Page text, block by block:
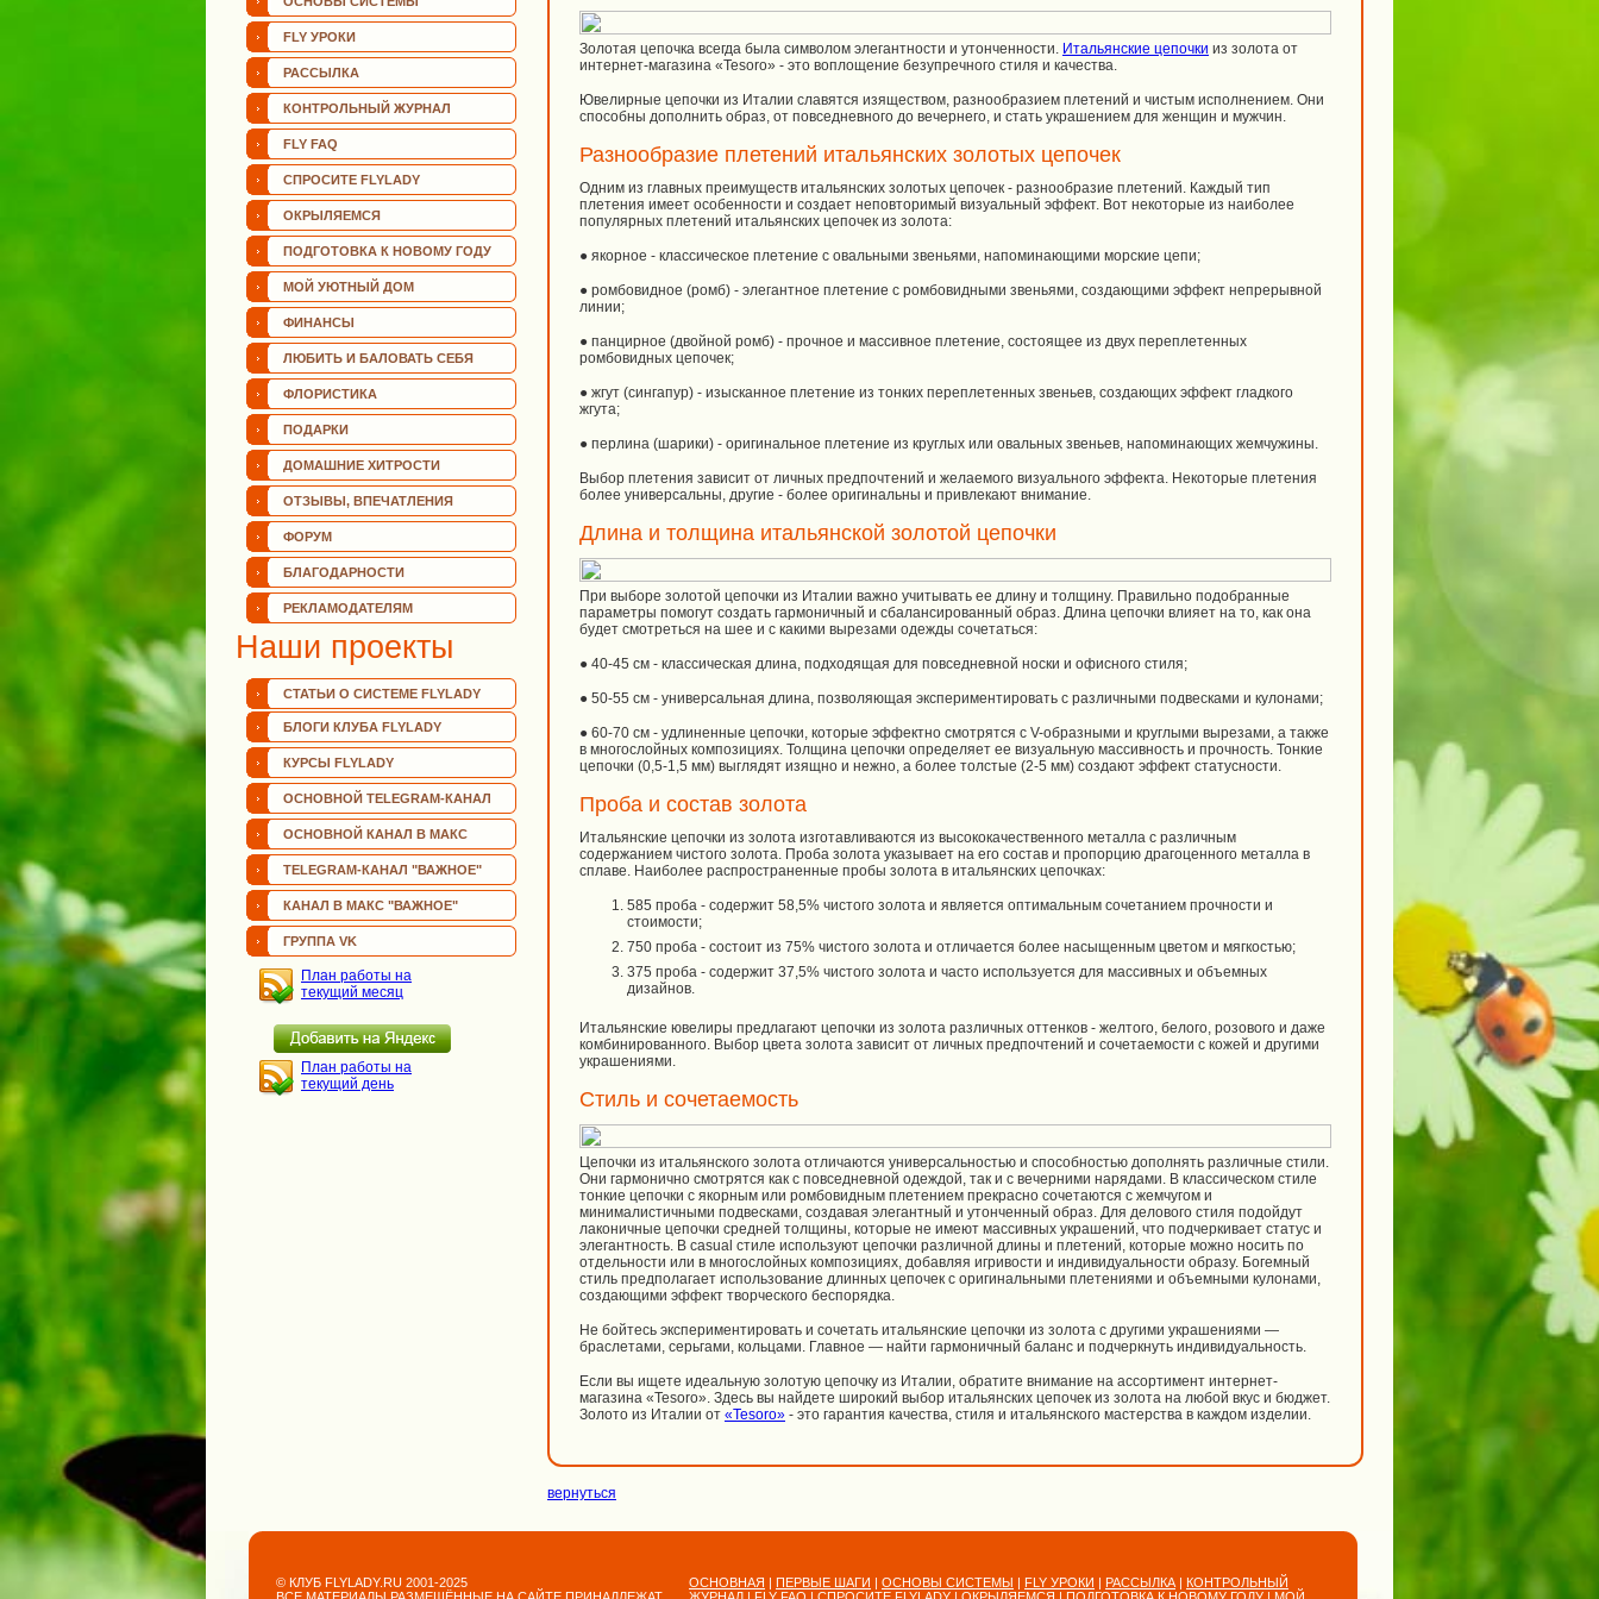
FLY УРОКИ
РАССЫЛКА
КОНТРОЛЬНЫЙ ЖУРНАЛ
FLY FAQ
СПРОСИТЕ FLYLADY
ОКРЫЛЯЕМСЯ
ПОДГОТОВКА К НОВОМУ ГОДУ
МОЙ УЮТНЫЙ ДОМ
ФИНАНСЫ
ЛЮБИТЬ И БАЛОВАТЬ СЕБЯ
ФЛОРИСТИКА
ПОДАРКИ
ДОМАШНИЕ ХИТРОСТИ
ОТЗЫВЫ, ВПЕЧАТЛЕНИЯ
ФОРУМ
БЛАГОДАРНОСТИ
РЕКЛАМОДАТЕЛЯМ
Наши проекты
СТАТЬИ О СИСТЕМЕ FLYLADY
БЛОГИ КЛУБА FLYLADY
КУРСЫ FLYLADY
ОСНОВНОЙ TELEGRAM-КАНАЛ
ОСНОВНОЙ КАНАЛ В МАКС
TELEGRAM-КАНАЛ "ВАЖНОЕ"
КАНАЛ В МАКС "ВАЖНОЕ"
ГРУППА VK
План работы на
текущий месяц
План работы на
текущий день
Золотая цепочка всегда была символом элегантности и утонченности. Итальянские цепочки из золота от
интернет-магазина «Tesoro» - это воплощение безупречного стиля и качества.
Ювелирные цепочки из Италии славятся изяществом, разнообразием плетений и чистым исполнением. Они
способны дополнить образ, от повседневного до вечернего, и стать украшением для женщин и мужчин.
Разнообразие плетений итальянских золотых цепочек
Одним из главных преимуществ итальянских золотых цепочек - разнообразие плетений. Каждый тип
плетения имеет особенности и создает неповторимый визуальный эффект. Вот некоторые из наиболее
популярных плетений итальянских цепочек из золота:
● якорное - классическое плетение с овальными звеньями, напоминающими морские цепи;
● ромбовидное (ромб) - элегантное плетение с ромбовидными звеньями, создающими эффект непрерывной
линии;
● панцирное (двойной ромб) - прочное и массивное плетение, состоящее из двух переплетенных
ромбовидных цепочек;
● жгут (сингапур) - изысканное плетение из тонких переплетенных звеньев, создающих эффект гладкого
жгута;
● перлина (шарики) - оригинальное плетение из круглых или овальных звеньев, напоминающих жемчужины.
Выбор плетения зависит от личных предпочтений и желаемого визуального эффекта. Некоторые плетения
более универсальны, другие - более оригинальны и привлекают внимание.
Длина и толщина итальянской золотой цепочки
При выборе золотой цепочки из Италии важно учитывать ее длину и толщину. Правильно подобранные
параметры помогут создать гармоничный и сбалансированный образ. Длина цепочки влияет на то, как она
будет смотреться на шее и с какими вырезами одежды сочетаться:
● 40-45 см - классическая длина, подходящая для повседневной носки и офисного стиля;
● 50-55 см - универсальная длина, позволяющая экспериментировать с различными подвесками и кулонами;
● 60-70 см - удлиненные цепочки, которые эффектно смотрятся с V-образными и круглыми вырезами, а также
в многослойных композициях. Толщина цепочки определяет ее визуальную массивность и прочность. Тонкие
цепочки (0,5-1,5 мм) выглядят изящно и нежно, а более толстые (2-5 мм) создают эффект статусности.
Проба и состав золота
Итальянские цепочки из золота изготавливаются из высококачественного металла с различным
содержанием чистого золота. Проба золота указывает на его состав и пропорцию драгоценного металла в
сплаве. Наиболее распространенные пробы золота в итальянских цепочках:
585 проба - содержит 58,5% чистого золота и является оптимальным сочетанием прочности и
стоимости;
750 проба - состоит из 75% чистого золота и отличается более насыщенным цветом и мягкостью;
375 проба - содержит 37,5% чистого золота и часто используется для массивных и объемных
дизайнов.
Итальянские ювелиры предлагают цепочки из золота различных оттенков - желтого, белого, розового и даже
комбинированного. Выбор цвета золота зависит от личных предпочтений и сочетаемости с кожей и другими
украшениями.
Стиль и сочетаемость
Цепочки из итальянского золота отличаются универсальностью и способностью дополнять различные стили.
Они гармонично смотрятся как с повседневной одеждой, так и с вечерними нарядами. В классическом стиле
тонкие цепочки с якорным или ромбовидным плетением прекрасно сочетаются с жемчугом и
минималистичными подвесками, создавая элегантный и утонченный образ. Для делового стиля подойдут
лаконичные цепочки средней толщины, которые не имеют массивных украшений, что подчеркивает статус и
элегантность. В casual стиле используют цепочки различной длины и плетений, которые можно носить по
отдельности или в многослойных композициях, добавляя игривости и индивидуальности образу. Богемный
стиль предполагает использование длинных цепочек с оригинальными плетениями и объемными кулонами,
создающими эффект творческого беспорядка.
Не бойтесь экспериментировать и сочетать итальянские цепочки из золота с другими украшениями —
браслетами, серьгами, кольцами. Главное — найти гармоничный баланс и подчеркнуть индивидуальность.
Если вы ищете идеальную золотую цепочку из Италии, обратите внимание на ассортимент интернет-
магазина «Tesoro». Здесь вы найдете широкий выбор итальянских цепочек из золота на любой вкус и бюджет.
Золото из Италии от «Tesoro» - это гарантия качества, стиля и итальянского мастерства в каждом изделии.
вернуться
© КЛУБ FLYLADY.RU 2001-2025
ОСНОВНАЯ | ПЕРВЫЕ ШАГИ | ОСНОВЫ СИСТЕМЫ | FLY УРОКИ | РАССЫЛКА | КОНТРОЛЬНЫЙ